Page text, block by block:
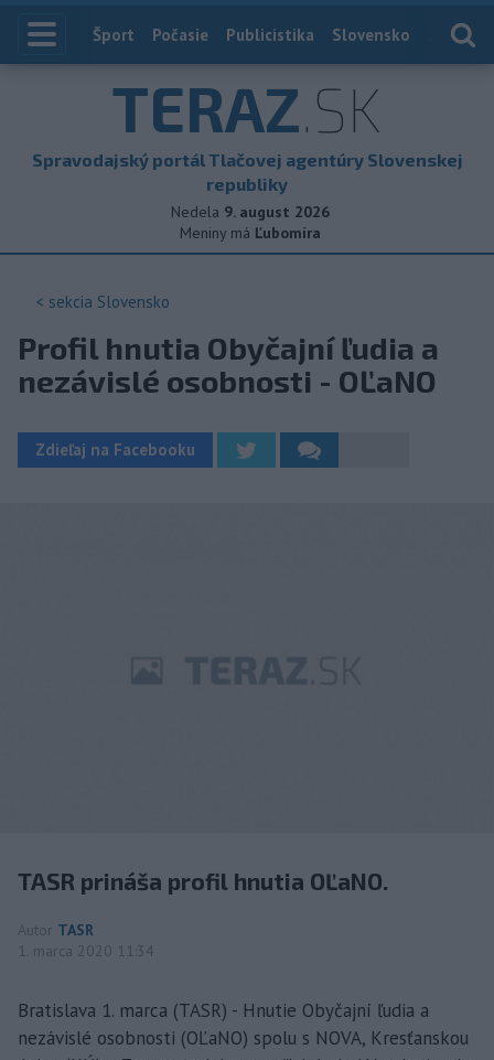
Index
Šport Počasie Publicistika Slovensko
TERAZ.SK
Spravodajský portál Tlačovej agentúry Slovenskej
republiky
Nedela 9. august 2026
Meniny má Ľubomíra
< sekcia Slovensko
Profil hnutia Obyčajní ľudia a
nezávislé osobnosti - OĽaNO
Zdieľaj na Facebooku
TASR prináša profil hnutia OĽaNO.
Autor TASR
1. marca 2020 11:34
Bratislava 1. marca (TASR) - Hnutie Obyčajní ľudia a
nezávislé osobnosti (OĽaNO) spolu s NOVA, Kresťanskou